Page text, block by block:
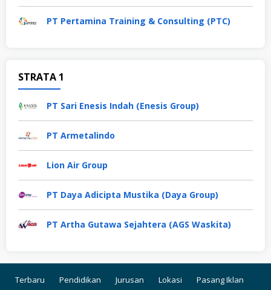
PT Pertamina Training & Consulting (PTC)
STRATA 1
PT Sari Enesis Indah (Enesis Group)
PT Armetalindo
Lion Air Group
PT Daya Adicipta Mustika (Daya Group)
PT Artha Gutawa Sejahtera (AGS Waskita)
Terbaru Pendidikan Jurusan Lokasi
Pasang Iklan